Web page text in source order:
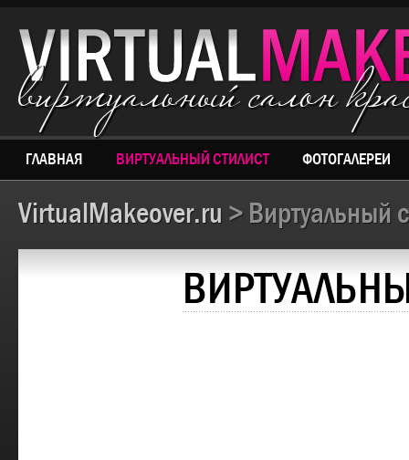
виртуальный салон
ГЛАВНАЯ ВИРТУАЛЬНЫЙ СТИЛИСТ ФОТОГАЛЕРЕИ
VirtualMakeover.ru > Виртуальный